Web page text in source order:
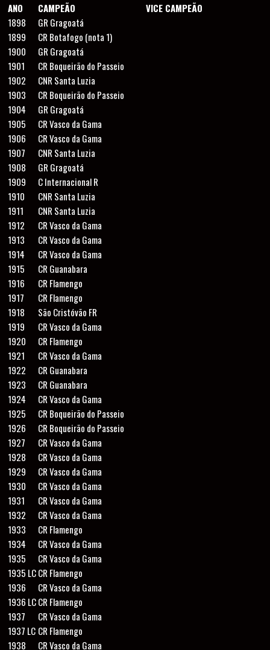
ANO
CAMPEÃO
VICE CAMPEÃO
1898
GR Gragoatá
1899
CR Botafogo (nota 1)
1900
GR Gragoatá
1901
CR Boqueirão do Passeio
1902
CNR Santa Luzia
1903
CR Boqueirão do Passeio
1904
GR Gragoatá
1905
CR Vasco da Gama
1906
CR Vasco da Gama
1907
CNR Santa Luzia
1908
GR Gragoatá
1909
C Internacional R
1910
CNR Santa Luzia
1911
CNR Santa Luzia
1912
CR Vasco da Gama
1913
CR Vasco da Gama
1914
CR Vasco da Gama
1915
CR Guanabara
1916
CR Flamengo
1917
CR Flamengo
1918
São Cristóvão FR
1919
CR Vasco da Gama
1920
CR Flamengo
1921
CR Vasco da Gama
1922
CR Guanabara
1923
CR Guanabara
1924
CR Vasco da Gama
1925
CR Boqueirão do Passeio
1926
CR Boqueirão do Passeio
1927
CR Vasco da Gama
1928
CR Vasco da Gama
1929
CR Vasco da Gama
1930
CR Vasco da Gama
1931
CR Vasco da Gama
1932
CR Vasco da Gama
1933
CR Flamengo
1934
CR Vasco da Gama
1935
CR Vasco da Gama
1935 LCCR Flamengo
1936
CR Vasco da Gama
1936 LCCR Flamengo
1937
CR Vasco da Gama
1937 LC CR Flamengo
1938
CR Vasco da Gama